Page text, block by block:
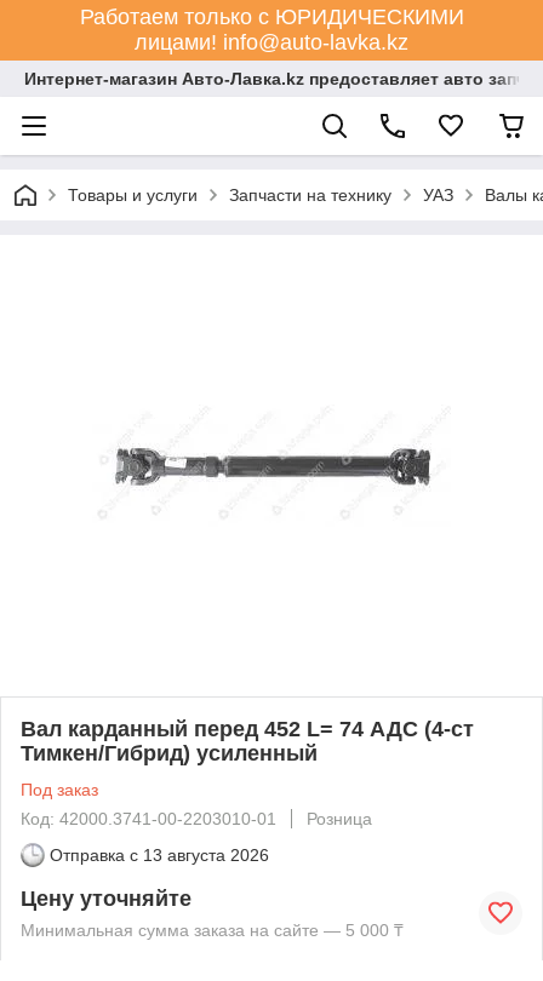
Работаем только с ЮРИДИЧЕСКИМИ
лицами! info@auto-lavka.kz
Интернет-магазин Авто-Лавка.kz предоставляет авто
Товары и услуги Запчасти на технику УАЗ Валы
Вал карданный перед 452 L= 74 АДС (4-ст
Тимкен/Гибрид) усиленный
Под заказ
Код: 42000.3741-00-2203010-01
Розница
Отправка с 13 августа 2026
Цену уточняйте
Минимальная сумма заказа на сайте — 5 000 ₸